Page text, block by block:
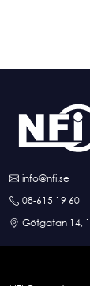
info@nfi.se
08-615 19 60
Götgatan 14,